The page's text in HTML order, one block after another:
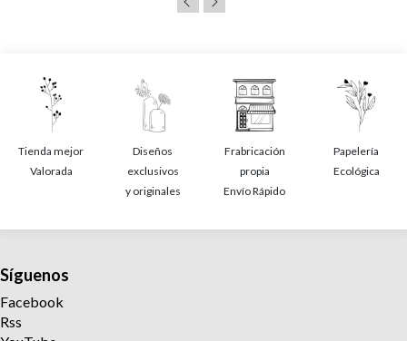
Tienda mejor
Valorada
Diseños
exclusivos
y originales
Frabricación
propia
Envío Rápido
Papelería
Ecológica
Síguenos
Facebook
Rss